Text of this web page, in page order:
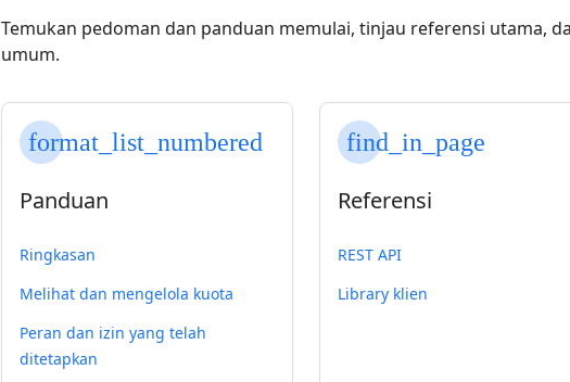
Temukan pedoman dan panduan memulai, tinjau referensi utama,
umum.
format_list_numbered
Panduan
Ringkasan
Melihat dan mengelola kuota
Peran dan izin yang telah
ditetapkan
find_in_page
Referensi
REST API
Library klien